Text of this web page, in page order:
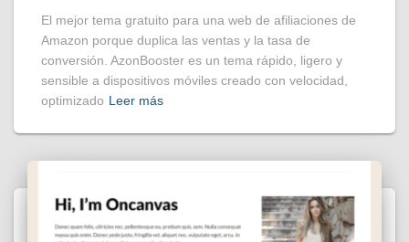
El mejor tema gratuito para una web de afiliaciones de
Amazon porque duplica las ventas y la tasa de
conversión. AzonBooster es un tema rápido, ligero y
sensible a dispositivos móviles creado con velocidad,
optimizado Leer más